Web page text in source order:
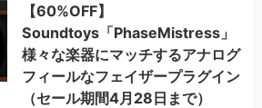
【60%OFF】
Soundtoys「PhaseMistress」
様々な楽器にマッチするアナログ
フィールなフェイザープラグイン
（セール期間4月28日まで）